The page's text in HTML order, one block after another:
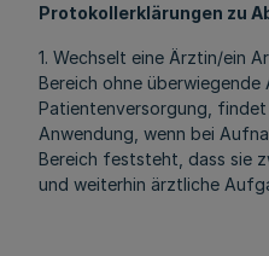
Protokollerklärungen zu
1. Wechselt eine Ärztin/ein
Bereich ohne
Patientenversorgung,
Anwendung, wenn bei
Bereich feststeht, dass sie
und weiterhin ärztliche